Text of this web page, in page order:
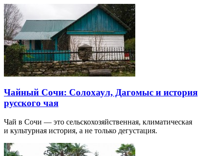
Чайный Сочи: Солохаул, Дагомыс и история
русского чая
Чай в Сочи — это сельскохозяйственная, климатическая
и культурная история, а не только дегустация.